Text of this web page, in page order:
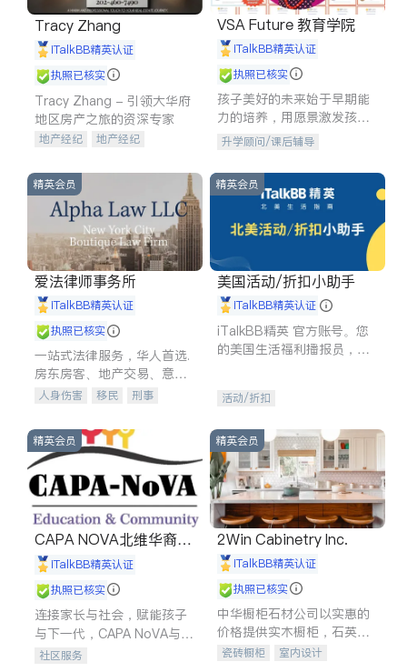
Tracy Zhang
iTalkBB精英认证
执照已核实
Tracy Zhang - 引领大华府
地区房产之旅的资深专家
地产经纪
地产经纪
商铺租售
VSA Future 教育学院
iTalkBB精英认证
执照已核实
孩子美好的未来始于早期能
力的培养，用愿景激发孩子
的学习潜力和动力。理念：
拥有成长型心态是成功的基
石。
升学顾问/课后辅导
精英会员
爱法律师事务所
iTalkBB精英认证
执照已核实
一站式法律服务，华人首选.
房东房客、地产交易、意外
伤害、车祸重伤、商业诉
建筑合同、刑事案件全包办
人身伤害 移民
刑事
信托/遗嘱
商业
索赔
律师-其它 保释
精英会员
美国活动/折扣小助手
iTalkBB精英认证
iTalkBB精英 官方账号。您
的美国生活福利播报员，精
专属福利。
活动/折扣
精英会员
CAPA NOVA北维华裔家
长会iTalkBB精英认证
执照已核实
连接家长与社会，赋能孩子
与下一代，CAPA NoVA与您
携手建设包容、公平、充满
社区服务
精英会员
2Win Cabinetry Inc.
iTalkBB精英认证
执照已核实
中华橱柜石材公司以实惠的
价格提供实木橱柜，石英石
台面，多种优质不锈钢水
瓷砖橱柜
室内设计